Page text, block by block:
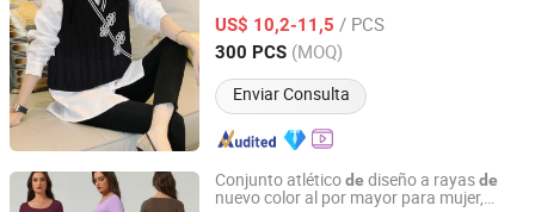
femenino
US$ 10,2-11,5 / PCS
300 PCS (MOQ)
Enviar Consulta
Zhejiang, China Desde 2020
Conjunto atléticode diseño a rayasde
nuevo color al por mayor para mujer,
Dongguan Tianchen Garment Technology Co., Ltd.